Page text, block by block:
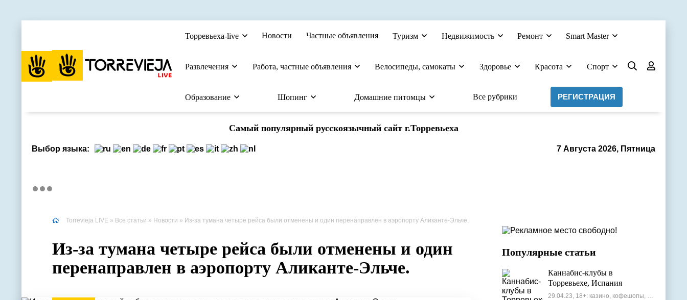
Торревьеха-live Новости Частные объявления Туризм Недвижимость Ремонт Smart Master
Развлечения Работа, частные объявления Велосипеды, самокаты Здоровье Красота Спорт
Образование Шопинг Домашние питомцы Все рубрики РЕГИСТРАЦИЯ
Cамый популярный русскоязычный сайт г.Торревьеха
7 Августа 2026, Пятница
Выбор языка:
Torrevieja LIVE » Все статьи » Новости » Из-за тумана четыре рейса были отменены и один перенаправлен в аэропорту Аликанте-Эльче.
Из-за тумана четыре рейса были отменены и один
перенаправлен в аэропорту Аликанте-Эльче.
Популярные статьи
Каннабис-клубы в
Торревьехе, Испания
29.04.23, 18+: казино, кофешопы, стрип-бары